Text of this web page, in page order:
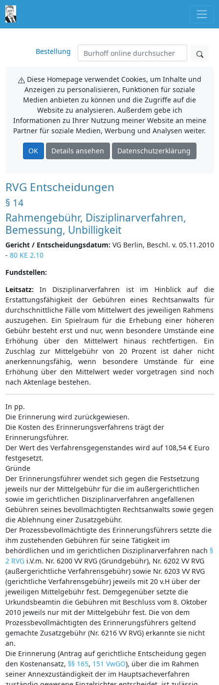
Bestellung
Diese Homepage verwendet Cookies, um Inhalte und
Anzeigen zu personalisieren, Funktionen für soziale
Medien anbieten zu können und die Zugriffe auf die
Website zu analysieren. Außerdem gebe ich
Informationen zu Ihrer Nutzung meiner Website an meine
Partner für soziale Medien, Werbung und Analysen weiter.
OK Details ansehen Datenschutzerklärung
RVG Entscheidungen
§ 14
Rahmengebühr, Disziplinarverfahren,
Bemessung, Unbilligkeit
Gericht / Entscheidungsdatum: VG Berlin, Beschl. v. 05.11.2010
- 80 KE 2.10
Fundstellen:
Leitsatz: In Disziplinarverfahren ist im Hinblick auf die
Erstattungsfähigkeit der Gebühren eines Rechtsanwalts für
durchschnittliche Fälle vom Mittelwert des jeweiligen Rahmens
auszugehen. Ein Spielraum für die Erhebung einer höheren
Gebühr besteht erst und nur, wenn besondere Umstände eine
Erhöhung über den Mittelwert hinaus rechtfertigen. Ein
Zuschlag zur Mittelgebühr von 20 Prozent ist daher nicht
anerkennungsfähig, wenn besondere Umstände für eine
Erhöhung über den Mittelwert weder vorgetragen sind noch
nach Aktenlage bestehen.
In pp.
Die Erinnerung wird zurückgewiesen.
Die Kosten des Erinnerungsverfahrens trägt der
Erinnerungsführer.
Der Wert des Verfahrensgegenstandes wird auf 108,54 € Euro
festgesetzt.
Gründe
Der Erinnerungsführer wendet sich gegen die Festsetzung
jeweils nur der Mittelgebühr für die im außergerichtlichen
sowie im gerichtlichen Disziplinarverfahren angefallenen
Gebühren seines bevollmächtigten Rechtsanwalts sowie gegen
die Ablehnung einer Zusatzgebühr.
Der Prozessbevollmächtigte des Erinnerungsführers setzte die
ihm zustehenden Gebühren für seine Tätigkeit im
behördlichen und im gerichtlichen Disziplinarverfahren nach §
2 RVGi.V.m. Nr. 6200 VV RVG (Grundgebühr), Nr. 6202 VV RVG
(außergerichtliche Verfahrensgebühr) sowie Nr. 6203 VV RVG
(gerichtliche Verfahrensgebühr) jeweils mit 20 v.H über der
jeweiligen Mittelgebühr fest. Demgegenüber setzte die
Urkundsbeamtin die Gebühren mit Beschluss vom 8. Oktober
2010 jeweils nur mit der Mittelgebühr fest. Die von dem
Prozessbevollmächtigten des Erinnerungsführers geltend
gemachte Zusatzgebühr (Nr. 6216 VV RVG) erkannte sie nicht
an.
Die Erinnerung (Antrag auf gerichtliche Entscheidung gegen
den Kostenansatz, §§ 165, 151 VwGO), über die im Rahmen
seiner Annexzuständigkeit der im Hauptsacheverfahren